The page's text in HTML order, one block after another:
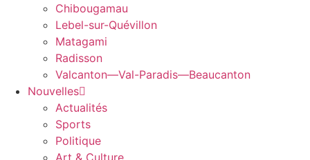
Chibougamau
Lebel-sur-Quévillon
Matagami
Radisson
Valcanton—Val-Paradis—Beaucanton
Nouvelles
Actualités
Sports
Politique